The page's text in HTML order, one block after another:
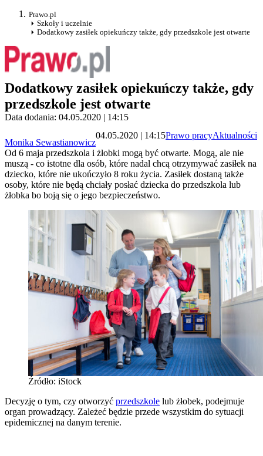
Prawo.pl
Szkoły i uczelnie
Dodatkowy zasiłek opiekuńczy także, gdy przedszkole jest otwarte
Dodatkowy zasiłek opiekuńczy także, gdy
przedszkole jest otwarte
Data dodania: 04.05.2020 | 14:15
Monika Sewastianowicz
04.05.2020 | 14:15Prawo pracyAktualności
Od 6 maja przedszkola i żłobki mogą być otwarte. Mogą, ale nie
muszą - co istotne dla osób, które nadal chcą otrzymywać zasiłek na
dziecko, które nie ukończyło 8 roku życia. Zasiłek dostaną także
osoby, które nie będą chciały posłać dziecka do przedszkola lub
żłobka bo boją się o jego bezpieczeństwo.
Źródło: iStock
Decyzję o tym, czy otworzyć przedszkole lub żłobek, podejmuje
organ prowadzący. Zależeć będzie przede wszystkim do sytuacji
epidemicznej na danym terenie.